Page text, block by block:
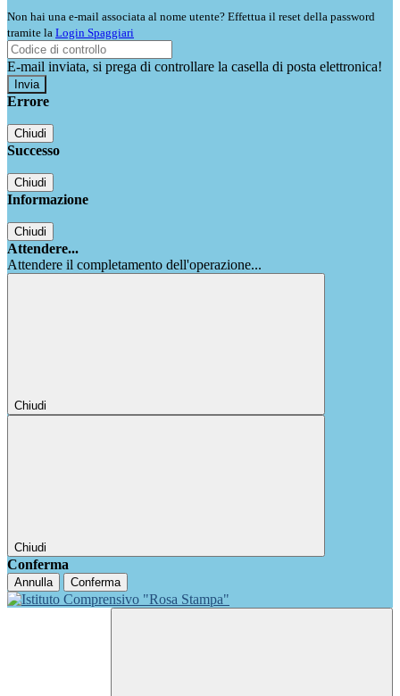
Non hai una e-mail associata al nome utente? Effettua il reset della password
tramite la Login Spaggiari
E-mail inviata, si prega di controllare la casella di posta elettronica!
Errore
Chiudi
Successo
Chiudi
Informazione
Chiudi
Attendere...
Attendere il completamento dell'operazione...
Chiudi
Chiudi
Conferma
Annulla Conferma